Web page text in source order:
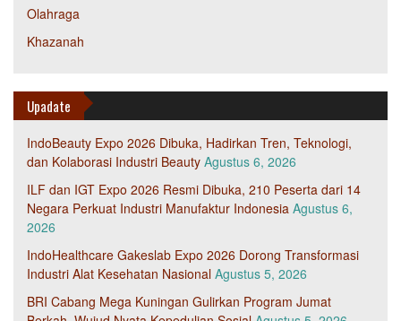
Olahraga
Khazanah
Upadate
IndoBeauty Expo 2026 Dibuka, Hadirkan Tren, Teknologi,
dan Kolaborasi Industri Beauty Agustus 6, 2026
ILF dan IGT Expo 2026 Resmi Dibuka, 210 Peserta dari 14
Negara Perkuat Industri Manufaktur Indonesia Agustus 6,
2026
IndoHealthcare Gakeslab Expo 2026 Dorong Transformasi
Industri Alat Kesehatan Nasional Agustus 5, 2026
BRI Cabang Mega Kuningan Gulirkan Program Jumat